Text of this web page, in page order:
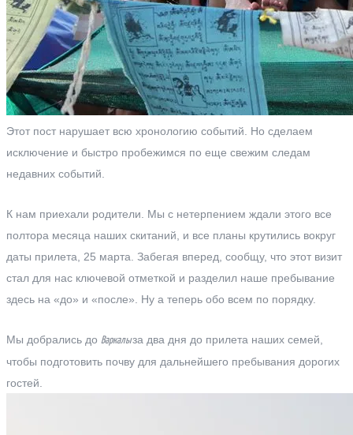
Этот пост нарушает всю хронологию событий. Но сделаем
исключение и быстро пробежимся по еще свежим следам
недавних событий.
К нам приехали родители. Мы с нетерпением ждали этого все
полтора месяца наших скитаний, и все планы крутились вокруг
даты прилета, 25 марта. Забегая вперед, сообщу, что этот визит
стал для нас ключевой отметкой и разделил наше пребывание
здесь на «до» и «после». Ну а теперь обо всем по порядку.
Мы добрались до Варкалыза два дня до прилета наших семей,
чтобы подготовить почву для дальнейшего пребывания дорогих
гостей.